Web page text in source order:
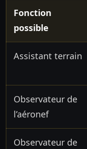
Fonction
possible
Assistant terrain
Observateur de
l’aéronef
Observateur de